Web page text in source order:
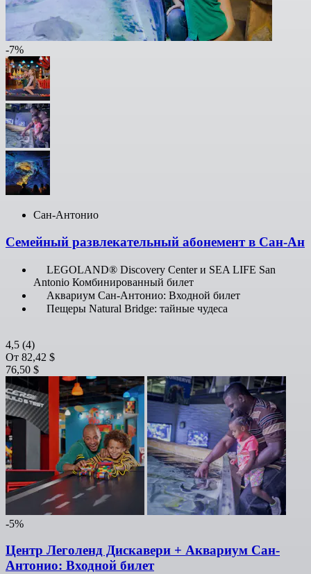
-7%
Сан-Антонио
Семейный развлекательный абонемент в Сан-Ан
LEGOLAND® Discovery Center и SEA LIFE San
Antonio Комбинированный билет
Аквариум Сан-Антонио: Входной билет
Пещеры Natural Bridge: тайные чудеса
4,5 (4)
От 82,42 $
76,50 $
-5%
Центр Леголенд Дискавери + Аквариум Сан-
Антонио: Входной билет